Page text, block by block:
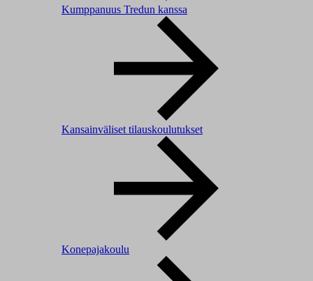
Kumppanuus Tredun kanssa
Kansainväliset tilauskoulutukset
Konepajakoulu